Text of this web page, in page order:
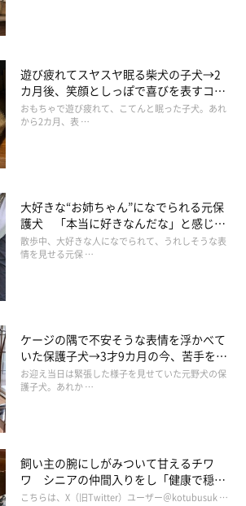
遊び疲れてスヤスヤ眠る柴犬の子犬→2
カ月後、笑顔としっぽで喜びを表すコに
成長！
おもちゃで遊び疲れて、こてんと眠った子犬。あれ
から2カ月、表 …
大好きな“お姉ちゃん”になでられる元保
護犬 「本当に好きなんだな」と感じる
表情にほっこり
散歩中、大好きな人になでられて、うれしそうな表
情を見せる元保 …
ケージの隅で不安そうな表情を浮かべて
いた保護子犬→3才9カ月の今、苦手を克
服し頼もしいコに成長！
お迎え当日は緊張した様子を見せていた元野犬の保
護子犬。あれか …
飼い主の腕にしがみついて甘えるチワ
ワ シニアの仲間入りをし「健康で穏や
かな暮らしが続いてほしい」と願う
こちらは、X（旧Twitter）ユーザー＠kotubusuk …